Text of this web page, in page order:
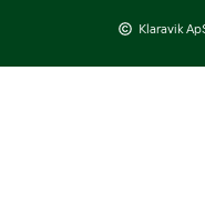
Klaravik